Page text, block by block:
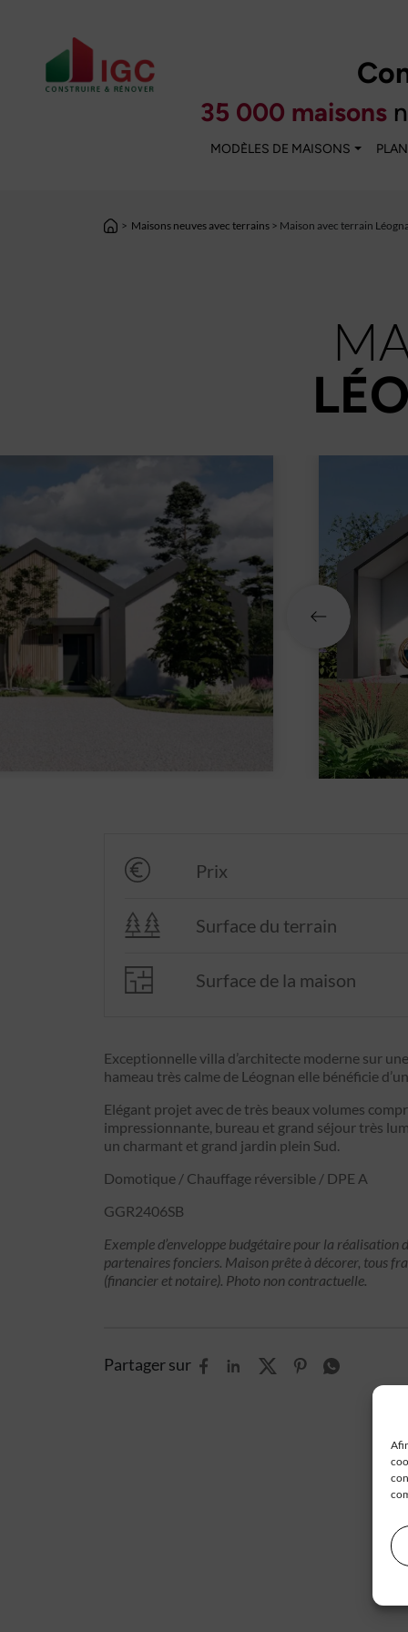
35 000 maisons
MODÈLES DE MAISONS
> Maisons neuves avec terrains > Maison avec terrain
Prix
Surface du terrain
Surface de la maison
Exceptionnelle villa d’architecte moderne sur
hameau très calme de Léognan elle bénéficie
Elégant projet avec de très beaux volumes
impressionnante, bureau et grand séjour très
un charmant et grand jardin plein Sud.
Domotique / Chauffage réversible / DPE A
GGR2406SB
Exemple d’enveloppe budgétaire pour la réalisation
partenaires fonciers. Maison prête à décorer, tous
(financier et notaire). Photo non contractuelle.
Partager sur